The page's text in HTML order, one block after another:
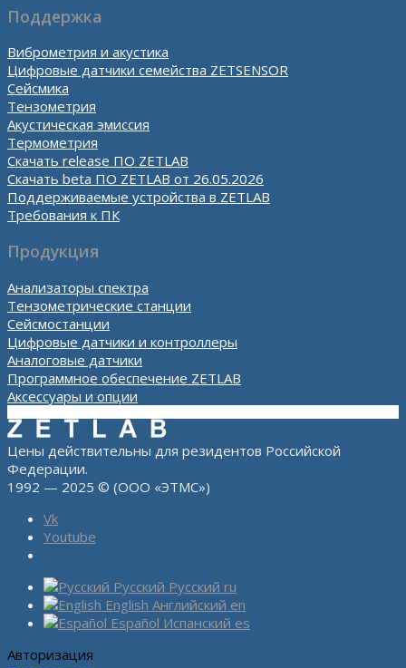
Поддержка
Виброметрия и акустика
Цифровые датчики семейства ZETSENSOR
Сейсмика
Тензометрия
Акустическая эмиссия
Термометрия
Скачать release ПО ZETLAB
Скачать beta ПО ZETLAB от 26.05.2026
Поддерживаемые устройства в ZETLAB
Требования к ПК
Продукция
Анализаторы спектра
Тензометрические станции
Сейсмостанции
Цифровые датчики и контроллеры
Аналоговые датчики
Программное обеспечение ZETLAB
Аксессуары и опции
Цены действительны для резидентов Российской
Федерации.
1992 — 2025 © (ООО «ЭТМС»)
Vk
Youtube
Русский Русский ru
English Английский en
Español Испанский es
Авторизация